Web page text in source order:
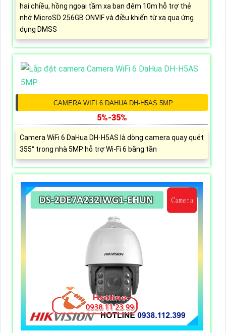
hai chiều, hồng ngoại tầm xa ban đêm 10m hỗ trợ thẻ
nhớ MicroSD 256GB ONVIF và điều khiển từ xa qua ứng
dụng DMSS
CAMERA WIFI 6 DAHUA DH-H5AS 5MP
5%-35%
Camera WiFi 6 DaHua DH-H5AS là dòng camera quay quét
355° trong nhà 5MP hỗ trợ Wi-Fi 6 băng tần